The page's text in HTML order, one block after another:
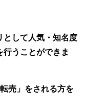
として人気・知名度
行うことができま
売」をされる方を